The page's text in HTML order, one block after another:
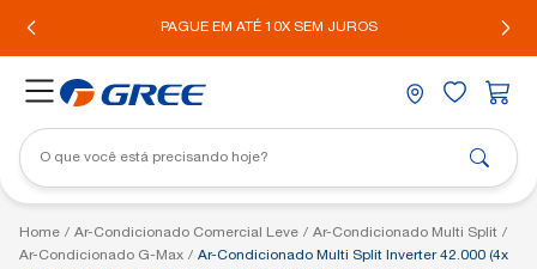
PAGUE EM ATÉ 10X SEM JUROS
Home / Ar-Condicionado Comercial Leve / Ar-Condicionado Multi Split /
Ar-Condicionado G-Max / Ar-Condicionado Multi Split Inverter 42.000 (4x